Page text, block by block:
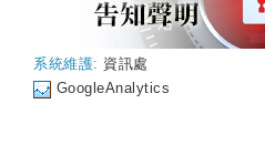
系統維護: 資訊處
GoogleAnalytics